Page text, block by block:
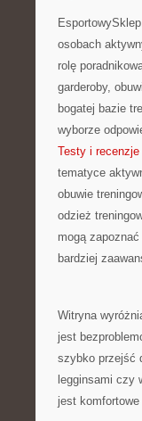
osobach
rolę
garderoby,
bogatej bazie
wyborze
Testy i recenzje
tematyce
obuwie
odzież
mogą
bardziej
Witryna
jest
szybko przejść
legginsami czy
jest